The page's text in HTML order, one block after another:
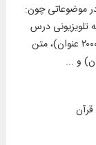
در موضوعاتی چون:
تلويزيونى درس‌
هايى از قرآن (از سال ۱۳۵۸ تا پايان ۱۳۸۹ افزون بر ۲۰۰۰ عنوان)، متن
قرآن